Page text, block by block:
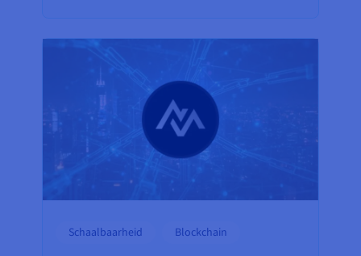
Schaalbaarheid Blockchain